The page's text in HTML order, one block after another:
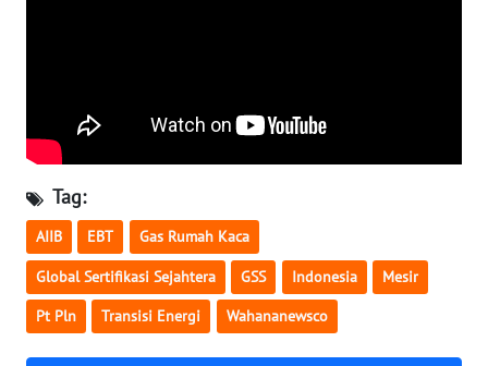
Tag:
AIIB EBT Gas Rumah Kaca
Global Sertifikasi Sejahtera GSS Indonesia Mesir
Pt Pln Transisi Energi Wahananewsco
WN
JATENG
WN